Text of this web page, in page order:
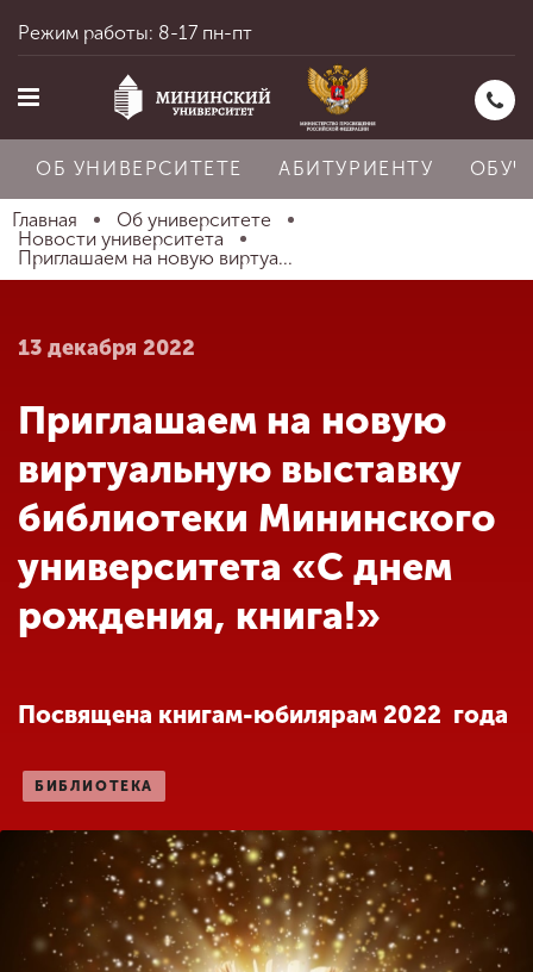
Главная
Абитуриенту
Обучение
Наука
Международная
деятельность
деятельности
Студенческая жизнь
Режим работы: 8-17 пн-пт
ОБ УНИВЕРСИТЕТЕ АБИТУРИЕНТУ
Главная
Об университете
Новости университета
Приглашаем на новую виртуа...
13 декабря 2022
Приглашаем на новую
виртуальную выставку
библиотеки Мининского
университета «С днем
рождения, книга!»
Посвящена книгам-юбилярам 2022 года
БИБЛИОТЕКА